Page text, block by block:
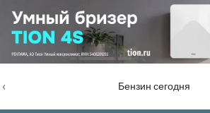
Бензин сегодня
‹